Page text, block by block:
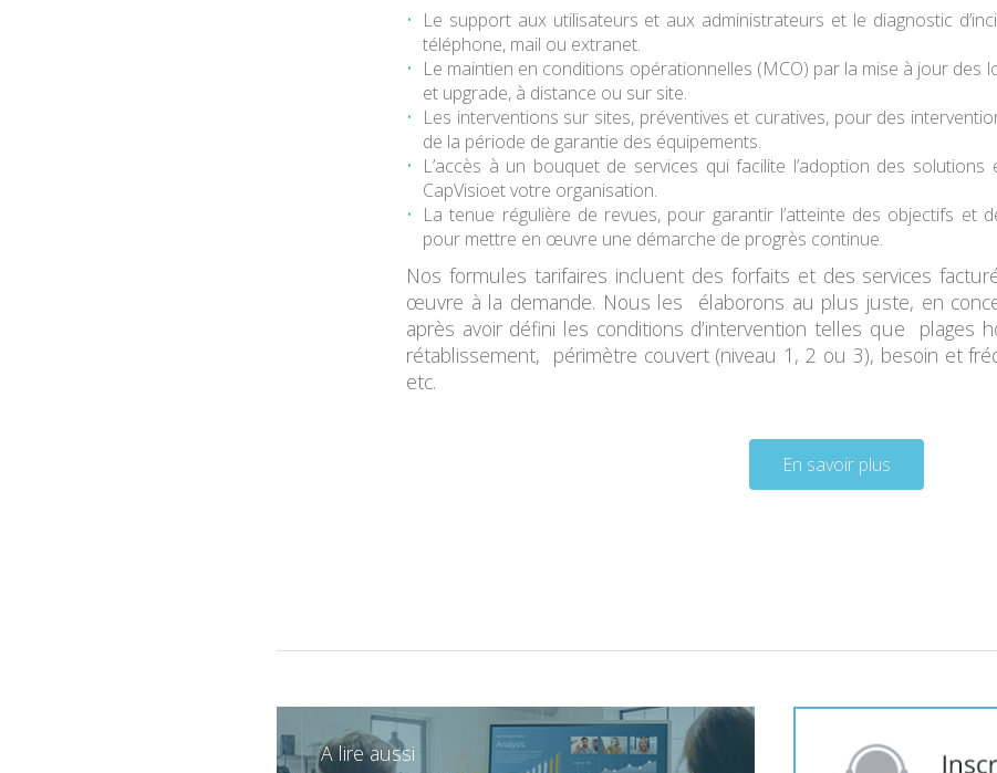
Le support aux utilisateurs et aux administrateurs et le diagnostic
téléphone, mail ou extranet.
Le maintien en conditions opérationnelles (MCO) par la mise à jour des
et upgrade, à distance ou sur site.
Les interventions sur sites, préventives et curatives, pour des
de la période de garantie des équipements.
L’accès à un bouquet de services qui facilite l’adoption des
CapVisioet votre organisation.
Latenue régulière de revues, pour garantir l’atteinte des objectifs et
pour mettre en œuvre une démarche de progrès continue.
Nos formules tarifaires incluent des forfaits et des services
œuvre à la demande. Nous les élaborons au plus juste, en
après avoir défini les conditions d’intervention telles que plages
rétablissement, périmètre couvert (niveau 1, 2 ou 3), besoin et
etc.
En savoir plus
A lire aussi